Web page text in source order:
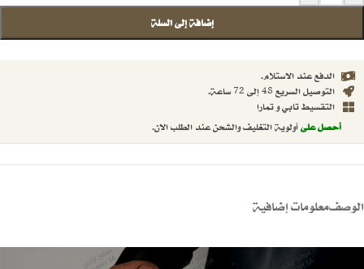
إضافة إلى السلة
الدفع عند الاستلام.
التوصيل السريع 48 إلى 72 ساعة.
التقسيط تابي و تمارا
أحصل علىأولوية التغليف والشحن عند الطلب الان.
الوصفمعلومات إضافية